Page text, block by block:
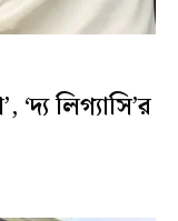
লিগ্যাসি’র